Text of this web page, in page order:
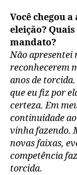
Você chegou
eleição?
mandato?
Não apresentei
reconhecerem
anos de
que eu fiz por
certeza. Em
continuidade
vinha fazendo.
novas faixas,
competência
torcida.